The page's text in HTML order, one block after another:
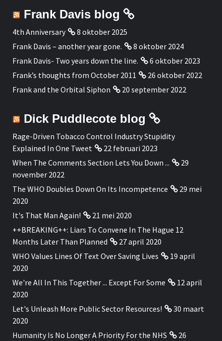
Frank Davis blog
4th Anniversary
8 oktober 2025
Frank Davis – another year gone.
8 oktober 2024
Frank Davis- Two years down the line.
6 oktober 2023
Frank’s thoughts from October 2011
26 oktober 2022
Frank and the Orbital Siphon
20 september 2022
Dick Puddlecote blog
Rage-Driven Tobacco Control Industry Stupidity
Explained In One Tweet
22 februari 2023
When The Comments Section Lets You Down ...
29
november 2022
The WHO Doubles Down On Its Incompetence
29 mei
2020
It's That Man Again!
21 mei 2020
++BREAKING++: Liars To Convene In The Hague 12
Months Later Than Planned
27 april 2020
WHO Values Lines Of Text Over Saving Lives
19 april
2020
We're All In This Together ... Except For Some
12 april
2020
Let's Unleash More Public Sector Resources!
30 maart
2020
Humanity Is No Longer A Priority For the NHS
26